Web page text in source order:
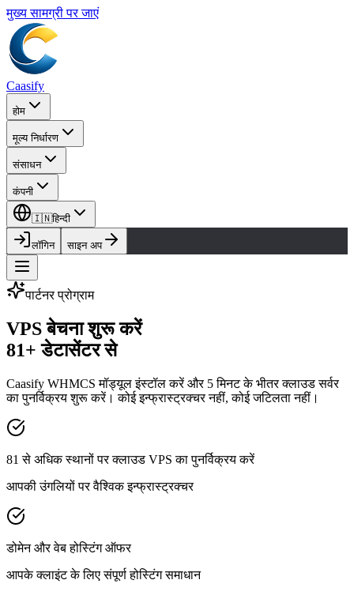
मुख्य सामग्री पर जाएं
Caasify
होम
मूल्य निर्धारण
संसाधन
कंपनी
🇮🇳हिन्दी
लॉगिन साइन अप
पार्टनर प्रोग्राम
VPS बेचना शुरू करें
81+ डेटासेंटर से
Caasify WHMCS मॉड्यूल इंस्टॉल करें और 5 मिनट के भीतर क्लाउड सर्वर
का पुनर्विक्रय शुरू करें। कोई इन्फ्रास्ट्रक्चर नहीं, कोई जटिलता नहीं।
81 से अधिक स्थानों पर क्लाउड VPS का पुनर्विक्रय करें
आपकी उंगलियों पर वैश्विक इन्फ्रास्ट्रक्चर
डोमेन और वेब होस्टिंग ऑफर
आपके क्लाइंट के लिए संपूर्ण होस्टिंग समाधान